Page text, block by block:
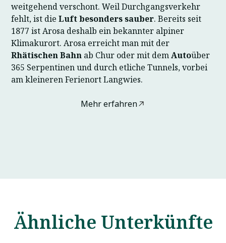
weitgehend verschont. Weil Durchgangsverkehr
fehlt, ist die Luft besonders sauber. Bereits seit
1877 ist Arosa deshalb ein bekannter alpiner
Klimakurort. Arosa erreicht man mit der
Rhätischen Bahn ab Chur oder mit demAutoüber
365 Serpentinen und durch etliche Tunnels, vorbei
am kleineren Ferienort Langwies.
Mehr erfahren
Ähnliche Unterkünfte